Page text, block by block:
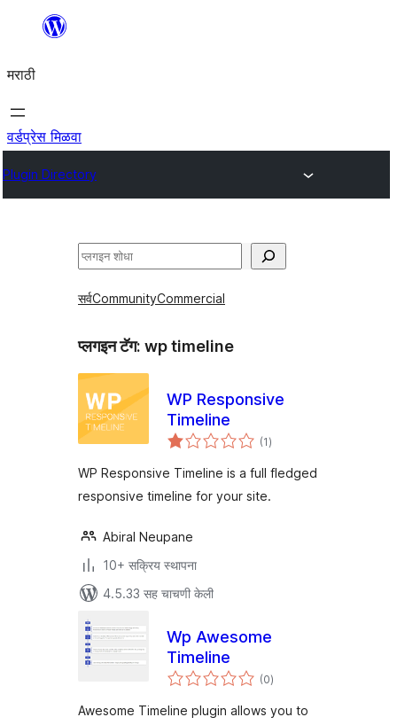
सामुग्रीवर
मराठी
वर्डप्रेस मिळवा
Plugin Directory
शोधा
सर्वCommunityCommercial
प्लगइन टॅग: wp timeline
WP Responsive
Timeline
(1एकूण
मूल्यांकन
)
WP Responsive Timeline is a full fledged
responsive timeline for your site.
Abiral Neupane
10+ सक्रिय स्थापना
4.5.33 सह चाचणी केली
Wp Awesome
Timeline
(0एकूण
मूल्यांकन
)
Awesome Timeline plugin allows you to